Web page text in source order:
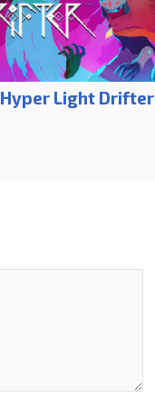
Hyper Light Drifter